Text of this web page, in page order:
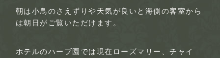
朝は小鳥のさえずりや天気が良いと海側の客室から
は朝日がご覧いただけます。
ホテルのハーブ園では現在ローズマリー、チャイ